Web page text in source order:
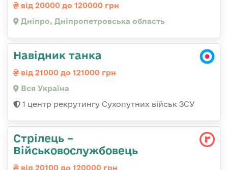
від 20000 до 120000 грн
Дніпро, Дніпропетровська область
Навідник танка
від 21000 до 121000 грн
Вся Україна
1 центр рекрутингу Сухопутних військ ЗСУ
Стрілець –
Військовослужбовець
від 20100 до 120000 грн